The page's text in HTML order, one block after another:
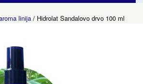
linija/ Hidrolat Sandalovo drvo 100 ml